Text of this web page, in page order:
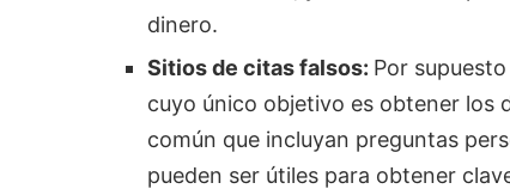
dinero.
Sitios de citas falsos: Por
cuyo único objetivo es obtener los
común que incluyan preguntas
pueden ser útiles para obtener